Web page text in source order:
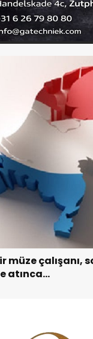
müze çalışanı,
atınca…